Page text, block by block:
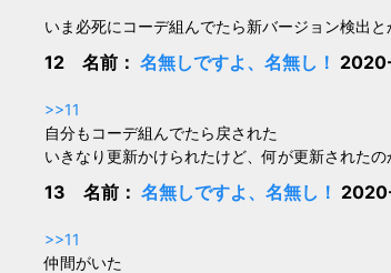
いま必死にコーデ組んでたら新バージョン検出
12 名前： 名無しですよ、名無し！
>>11
自分もコーデ組んでたら戻された
いきなり更新かけられたけど、何が更新された
13 名前： 名無しですよ、名無し！
>>11
仲間がいた